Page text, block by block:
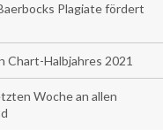
Plagiate fördert
Chart-Halbjahres 2021
Woche an allen